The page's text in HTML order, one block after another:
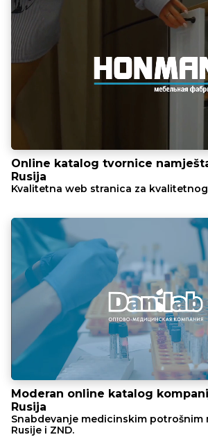
Online katalog tvornice
Rusija
Kvalitetna web stranica za
Moderan online katalog
Rusija
Snabdevanje medicinskim potrošnim
Rusije i ZND.